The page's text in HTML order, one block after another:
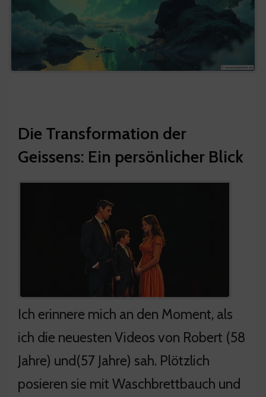
Die Transformation der
Geissens: Ein persönlicher Blick
Ich erinnere mich an den Moment, als
ich die neuesten Videos von Robert (58
Jahre) und(57 Jahre) sah. Plötzlich
posieren sie mit Waschbrettbauch und